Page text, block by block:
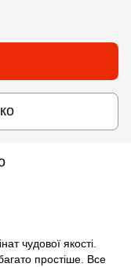
чудової якості.
простіше. Все